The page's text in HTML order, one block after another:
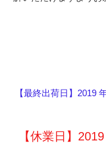
【最終出荷日】2019
【休業日】